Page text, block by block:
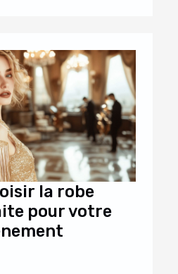
la robe
pour votre